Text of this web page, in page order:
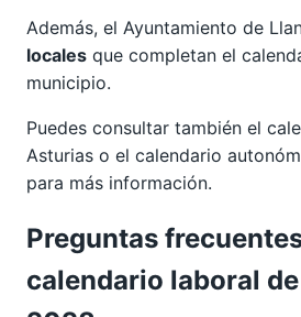
Además, el Ayuntamiento de
locales que completan el
municipio.
Puedes consultar también el
Asturias o el calendario
para más información.
Preguntas
calendario laboral